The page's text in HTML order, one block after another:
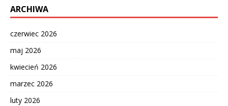
ARCHIWA
czerwiec 2026
maj 2026
kwiecień 2026
marzec 2026
luty 2026